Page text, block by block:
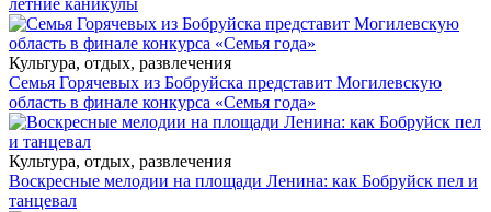
летние каникулы
Культура, отдых, развлечения
Семья Горячевых из Бобруйска представит Могилевскую
область в финале конкурса «Семья года»
Культура, отдых, развлечения
Воскресные мелодии на площади Ленина: как Бобруйск пел и
танцевал